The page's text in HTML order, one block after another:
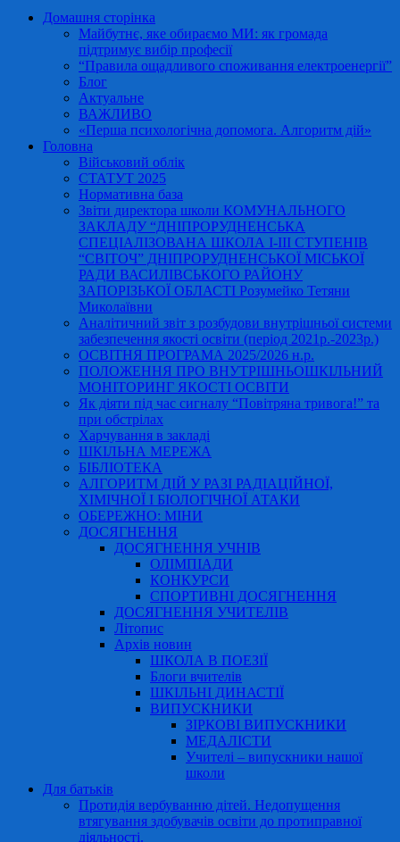
Домашня сторінка
Майбутнє, яке обираємо МИ: як громада
підтримує вибір професії
“Правила ощадливого споживання електроенергії”
Блог
Актуальне
ВАЖЛИВО
«Перша психологічна допомога. Алгоритм дій»
Головна
Військовий облік
СТАТУТ 2025
Нормативна база
Звіти директора школи КОМУНАЛЬНОГО
ЗАКЛАДУ “ДНІПРОРУДНЕНСЬКА
СПЕЦІАЛІЗОВАНА ШКОЛА І-ІІІ СТУПЕНІВ
“СВІТОЧ” ДНІПРОРУДНЕНСЬКОЇ МІСЬКОЇ
РАДИ ВАСИЛІВСЬКОГО РАЙОНУ
ЗАПОРІЗЬКОЇ ОБЛАСТІ Розумейко Тетяни
Миколаївни
Аналітичний звіт з розбудови внутрішньої системи
забезпечення якості освіти (період 2021р.-2023р.)
ОСВІТНЯ ПРОГРАМА 2025/2026 н.р.
ПОЛОЖЕННЯ ПРО ВНУТРІШНЬОШКІЛЬНИЙ
МОНІТОРИНГ ЯКОСТІ ОСВІТИ
Як діяти під час сигналу “Повітряна тривога!” та
при обстрілах
Харчування в закладі
ШКІЛЬНА МЕРЕЖА
БІБЛІОТЕКА
АЛГОРИТМ ДІЙ У РАЗІ РАДІАЦІЙНОЇ,
ХІМІЧНОЇ І БІОЛОГІЧНОЇ АТАКИ
ОБЕРЕЖНО: МІНИ
ДОСЯГНЕННЯ
ДОСЯГНЕННЯ УЧНІВ
ОЛІМПІАДИ
КОНКУРСИ
СПОРТИВНІ ДОСЯГНЕННЯ
ДОСЯГНЕННЯ УЧИТЕЛІВ
Літопис
Архів новин
ШКОЛА В ПОЕЗІЇ
Блоги вчителів
ШКІЛЬНІ ДИНАСТІЇ
ВИПУСКНИКИ
ЗІРКОВІ ВИПУСКНИКИ
МЕДАЛІСТИ
Учителі – випускники нашої
школи
Для батьків
Протидія вербуванню дітей. Недопущення
втягування здобувачів освіти до протиправної
діяльності.